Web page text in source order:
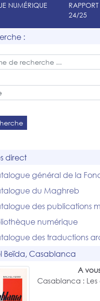
NUMÉRIQUE
24/25
:
direct
général de la
du Maghreb
des publications
numérique
des traductions
Beïda, Casablanca
A
Casablanca :